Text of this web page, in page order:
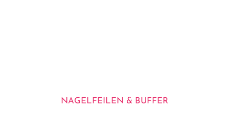
NAGELFEILEN & BUFFER